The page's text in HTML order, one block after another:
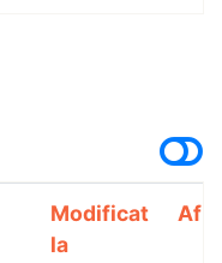
Modificat
la